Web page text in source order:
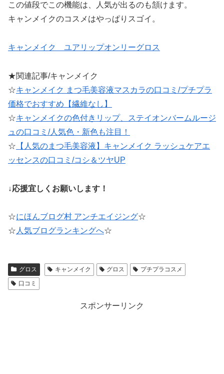
この値段でこの機能は、人気が出るのも頷けます。
キャンメイクのコスメはやっぱりスゴイ。
キャンメイク ユアリップオンリーグロス
★関連記事/キャンメイク
☆キャンメイク まつ毛美容液マスカラの口コミ/プチプラ
価格でおすすめ【繊維なし】
☆キャンメイクの色付きリップ、ステイオンバームルージ
ュの口コミ/人気色・新色も注目！
☆ 【人気のまつ毛美容液】キャンメイク ラッシュケアエ
ッセンスの口コミ/コシ＆ツヤUP
↓応援宜しくお願いします！
☆にほんブログ村 アンチエイジング☆
☆人気ブログランキングへ☆
グロス キャンメイク グロス
プチプラコスメ
口コミ
スポンサーリンク